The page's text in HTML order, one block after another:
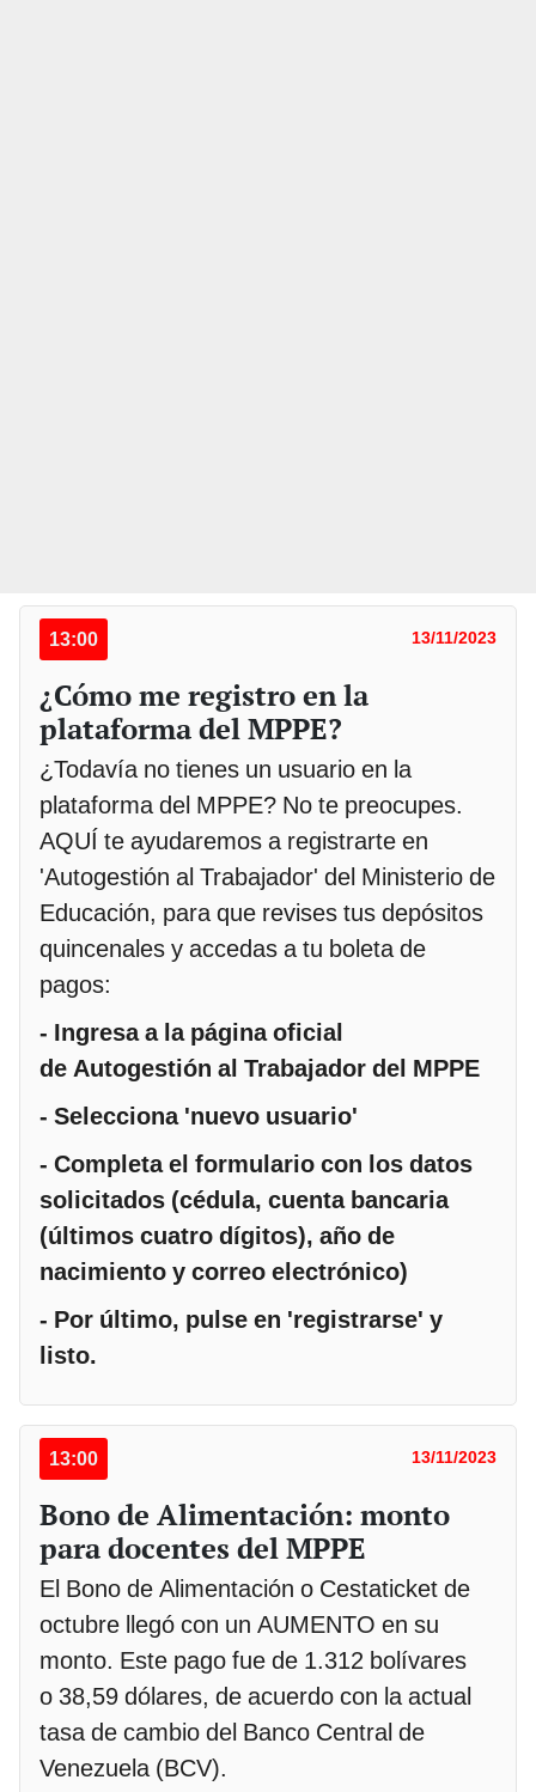
13:00 13/11/2023
¿Cómo me registro en la
plataforma del MPPE?
¿Todavía no tienes un usuario en la
plataforma del MPPE? No te preocupes.
AQUÍ te ayudaremos a registrarte en
'Autogestión al Trabajador' del Ministerio de
Educación, para que revises tus depósitos
quincenales y accedas a tu boleta de
pagos:
- Ingresa a la página oficial
de Autogestión al Trabajador del MPPE
- Selecciona 'nuevo usuario'
- Completa el formulario con los datos
solicitados (cédula, cuenta bancaria
(últimos cuatro dígitos), año de
nacimiento y correo electrónico)
- Por último, pulse en 'registrarse' y
listo.
13:00 13/11/2023
Bono de Alimentación: monto
para docentes del MPPE
El Bono de Alimentación o Cestaticket de
octubre llegó con un AUMENTO en su
monto. Este pago fue de 1.312 bolívares
o 38,59 dólares, de acuerdo con la actual
tasa de cambio del Banco Central de
Venezuela (BCV).